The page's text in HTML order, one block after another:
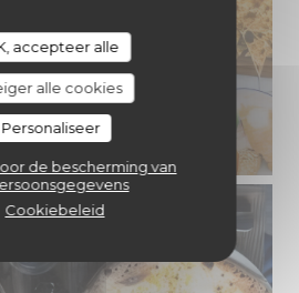
accepteer alle
alle cookies
Personaliseer
de bescherming van
Cookiebeleid